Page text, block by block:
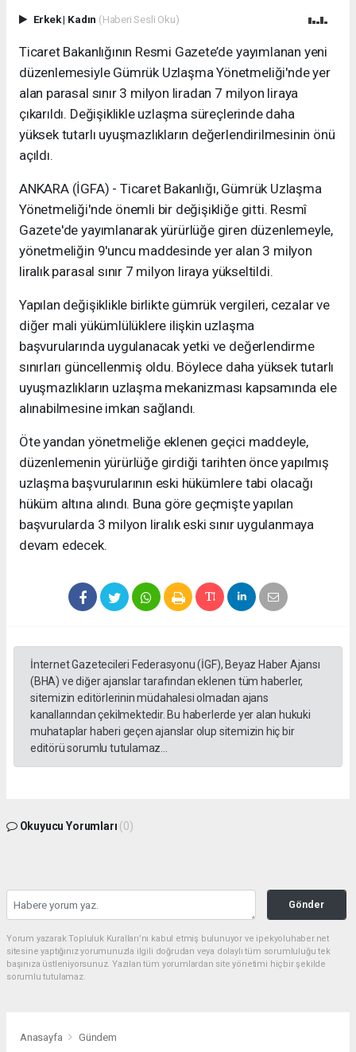
Erkek| Kadın (Haberi Sesli Oku)
Ticaret Bakanlığının Resmi Gazete’de yayımlanan yeni
düzenlemesiyle Gümrük Uzlaşma Yönetmeliği'nde yer
alan parasal sınır 3 milyon liradan 7 milyon liraya
çıkarıldı. Değişiklikle uzlaşma süreçlerinde daha
yüksek tutarlı uyuşmazlıkların değerlendirilmesinin önü
açıldı.
ANKARA (İGFA) - Ticaret Bakanlığı, Gümrük Uzlaşma
Yönetmeliği'nde önemli bir değişikliğe gitti. Resmî
Gazete'de yayımlanarak yürürlüğe giren düzenlemeyle,
yönetmeliğin 9'uncu maddesinde yer alan 3 milyon
liralık parasal sınır 7 milyon liraya yükseltildi.
Yapılan değişiklikle birlikte gümrük vergileri, cezalar ve
diğer mali yükümlülüklere ilişkin uzlaşma
başvurularında uygulanacak yetki ve değerlendirme
sınırları güncellenmiş oldu. Böylece daha yüksek tutarlı
uyuşmazlıkların uzlaşma mekanizması kapsamında ele
alınabilmesine imkan sağlandı.
Öte yandan yönetmeliğe eklenen geçici maddeyle,
düzenlemenin yürürlüğe girdiği tarihten önce yapılmış
uzlaşma başvurularının eski hükümlere tabi olacağı
hüküm altına alındı. Buna göre geçmişte yapılan
başvurularda 3 milyon liralık eski sınır uygulanmaya
devam edecek.
İnternet Gazetecileri Federasyonu (İGF), Beyaz Haber Ajansı
(BHA) ve diğer ajanslar tarafından eklenen tüm haberler,
sitemizin editörlerinin müdahalesi olmadan ajans
kanallarından çekilmektedir. Bu haberlerde yer alan hukuki
muhataplar haberi geçen ajanslar olup sitemizin hiç bir
editörü sorumlu tutulamaz...
Okuyucu Yorumları (0)
Gönder
Yorum yazarak Topluluk Kuralları’nı kabul etmiş bulunuyor ve ipekyoluhaber.net
sitesine yaptığınız yorumunuzla ilgili doğrudan veya dolaylı tüm sorumluluğu tek
başınıza üstleniyorsunuz. Yazılan tüm yorumlardan site yönetimi hiçbir şekilde
sorumlu tutulamaz.
Anasayfa Gündem